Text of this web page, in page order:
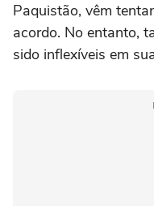
Paquistão, vêm
acordo. No entanto,
sido inflexíveis em